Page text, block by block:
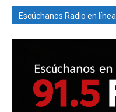
Escúchanos Radio en línea